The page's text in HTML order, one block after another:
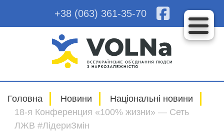
+38 (063) 361-35-70
Головна Новини
Національні новини
18-я Конференция «100% жизни» — Сеть
ЛЖВ #ЛідериЗмін